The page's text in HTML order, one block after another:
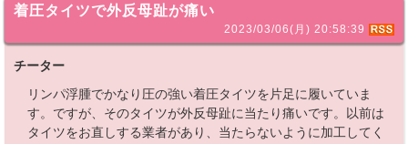
着圧タイツで外反母趾が痛い
2023/03/06(月) 20:58:39
チーター
リンパ浮腫でかなり圧の強い着圧タイツを片足に履いていま
す。ですが、そのタイツが外反母趾に当たり痛いです。以前は
タイツをお直しする業者があり、当たらないように加工してく